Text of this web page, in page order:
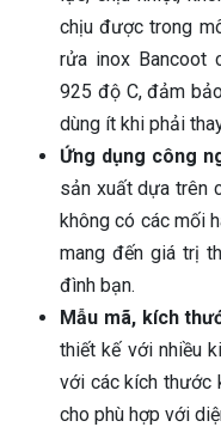
chịu được trong
rửa inox Bancoot
925 độ C, đảm
dùng ít khi phải
Ứng dụng công
sản xuất dựa trên
không có các mối
mang đến giá trị
đình bạn.
Mẫu mã, kích
thiết kế với nhiều
với các kích thước
cho phù hợp với